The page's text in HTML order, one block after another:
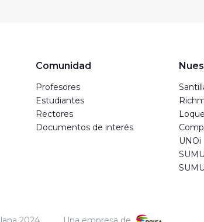
Comunidad
Profesores
Estudiantes
Rectores
Documentos de interés
UNOi